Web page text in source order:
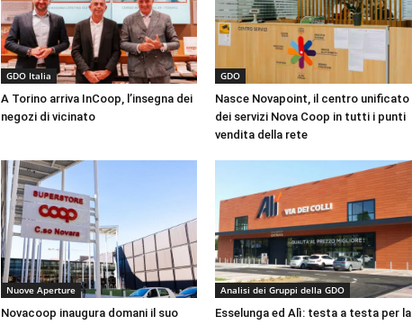
GDO Italia
A Torino arriva InCoop, l’insegna dei
negozi di vicinato
GDO
Nasce Novapoint, il centro unificato
dei servizi Nova Coop in tutti i punti
vendita della rete
Nuove Aperture
Novacoop inaugura domani il suo
Analisi dei Gruppi della GDO
Esselunga ed Alì: testa a testa per la